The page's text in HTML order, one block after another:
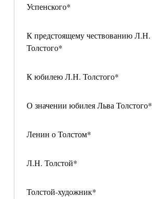
Успенского*
К предстоящему чествованию Л.Н.
Толстого*
К юбилею Л.Н. Толстого*
О значении юбилея Льва Толстого*
Ленин о Толстом*
Л.Н. Толстой*
Толстой-художник*